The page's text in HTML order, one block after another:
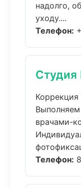
надолго,
уходу....
Телефон:
Студия
врачами-
Телефон: